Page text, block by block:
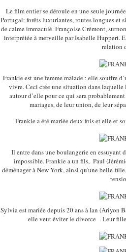
Le film entier se déroule en une seule
Portugal: forêts luxuriantes, routes longues et
de calme immaculé. Françoise Crémont,
interprétée à merveille par Isabelle Huppert.
relation
Frankie est une femme malade : elle souffre
vivre. Ceci crée une situation dans laquelle
autour d’elle pour ce qui sera
mariages, de leur union, de leur
Frankie a été mariée deux fois et elle et
Il entre dans une boulangerie en essuyant
impossible. Frankie a un fils, Paul
déménager à New York, ainsi qu'une belle-
Sylvia est mariée depuis 20 ans à Ian (Ariyon
elle veut éviter le divorce . Leur